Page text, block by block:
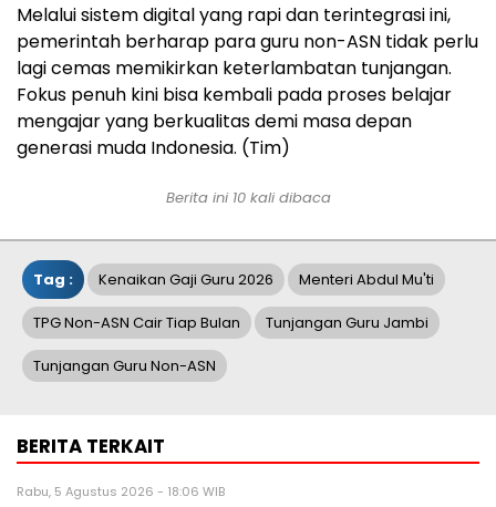
Melalui sistem digital yang rapi dan terintegrasi ini,
pemerintah berharap para guru non-ASN tidak perlu
lagi cemas memikirkan keterlambatan tunjangan.
Fokus penuh kini bisa kembali pada proses belajar
mengajar yang berkualitas demi masa depan
generasi muda Indonesia. (Tim)
Berita ini 10 kali dibaca
Tag : Kenaikan Gaji Guru 2026 Menteri Abdul Mu'ti
TPG Non-ASN Cair Tiap Bulan Tunjangan Guru Jambi
Tunjangan Guru Non-ASN
BERITA TERKAIT
Rabu, 5 Agustus 2026 - 18:06 WIB